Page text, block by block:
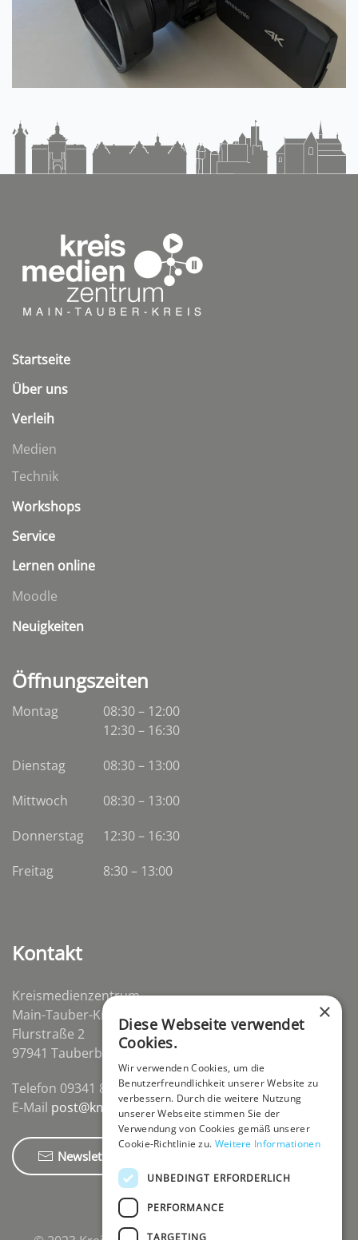
Startseite
Über uns
Verleih
Medien
Technik
Workshops
Service
Lernen online
Moodle
Neuigkeiten
Öffnungszeiten
Montag
08:30 – 12:00
12:30 – 16:30
Dienstag
08:30– 13:00
Mittwoch
08:30– 13:00
Donnerstag
12:30 – 16:30
Freitag
8:30 – 13:00
Kontakt
Kreismedienzentrum
Main-Tauber-Kreis
Flurstraße 2
97941 Tauberbischofsheim-Distelhausen
Telefon 09341 84670
E-Mail post@kmz-tbb.de
Newsletter
×
Diese Webseite verwendet
Cookies.
Wir verwenden Cookies, um die
Benutzerfreundlichkeit unserer Website zu
verbessern. Durch die weitere Nutzung
unserer Webseite stimmen Sie der
Verwendung von Cookies gemäß unserer
Cookie-Richtlinie zu. Weitere Informationen
UNBEDINGT ERFORDERLICH
PERFORMANCE
TARGETING